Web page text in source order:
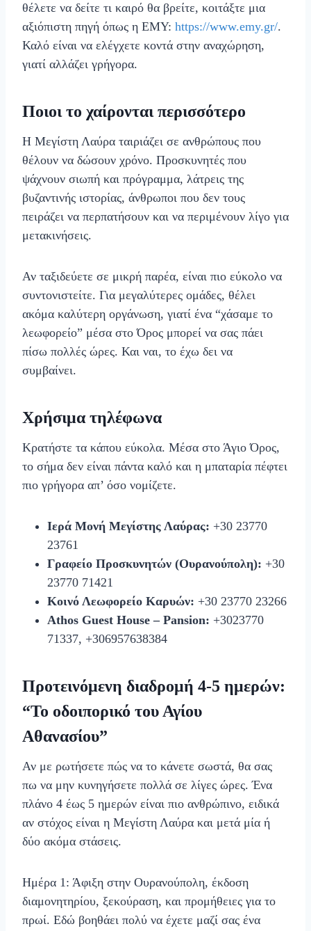
θέλετε να δείτε τι καιρό θα βρείτε, κοιτάξτε μια
αξιόπιστη πηγή όπως η ΕΜΥ: https://www.emy.gr/.
Καλό είναι να ελέγχετε κοντά στην αναχώρηση,
γιατί αλλάζει γρήγορα.
Ποιοι το χαίρονται περισσότερο
Η Μεγίστη Λαύρα ταιριάζει σε ανθρώπους που
θέλουν να δώσουν χρόνο. Προσκυνητές που
ψάχνουν σιωπή και πρόγραμμα, λάτρεις της
βυζαντινής ιστορίας, άνθρωποι που δεν τους
πειράζει να περπατήσουν και να περιμένουν λίγο για
μετακινήσεις.
Αν ταξιδεύετε σε μικρή παρέα, είναι πιο εύκολο να
συντονιστείτε. Για μεγαλύτερες ομάδες, θέλει
ακόμα καλύτερη οργάνωση, γιατί ένα “χάσαμε το
λεωφορείο” μέσα στο Όρος μπορεί να σας πάει
πίσω πολλές ώρες. Και ναι, το έχω δει να
συμβαίνει.
Χρήσιμα τηλέφωνα
Κρατήστε τα κάπου εύκολα. Μέσα στο Άγιο Όρος,
το σήμα δεν είναι πάντα καλό και η μπαταρία πέφτει
πιο γρήγορα απ’ όσο νομίζετε.
Ιερά Μονή Μεγίστης Λαύρας: +30 23770
23761
Γραφείο Προσκυνητών (Ουρανούπολη): +30
23770 71421
Κοινό Λεωφορείο Καρυών: +30 23770 23266
Athos Guest House – Pansion: +3023770
71337, +306957638384
Προτεινόμενη διαδρομή 4-5 ημερών:
“Το οδοιπορικό του Αγίου
Αθανασίου”
Αν με ρωτήσετε πώς να το κάνετε σωστά, θα σας
πω να μην κυνηγήσετε πολλά σε λίγες ώρες. Ένα
πλάνο 4 έως 5 ημερών είναι πιο ανθρώπινο, ειδικά
αν στόχος είναι η Μεγίστη Λαύρα και μετά μία ή
δύο ακόμα στάσεις.
Ημέρα 1: Άφιξη στην Ουρανούπολη, έκδοση
διαμονητηρίου, ξεκούραση, και προμήθειες για το
πρωί. Εδώ βοηθάει πολύ να έχετε μαζί σας ένα